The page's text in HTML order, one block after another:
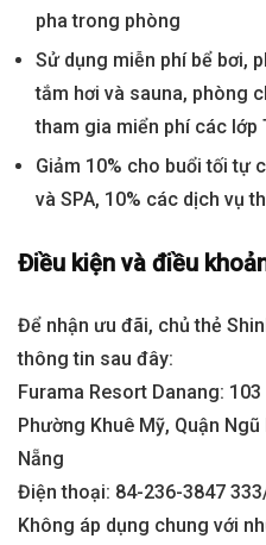
pha trong phòng
Sử dụng miễn phí bể bơi,
tắm hơi và sauna, phòng
tham gia miển phí các lớp
Giảm 10% cho buổi tối tự
và SPA, 10% các dịch vụ
Điều kiện và điều
Để nhận ưu đãi, chủ thẻ
thông tin sau đây:
Furama Resort Danang:
Phường Khuê Mỹ, Quận
Nẵng
Điện thoại: 84-236-3847
Không áp dụng chung với